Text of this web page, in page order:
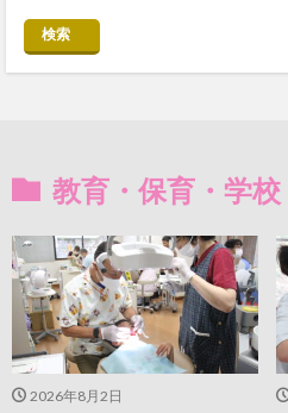
検索
教育・保育・学校
2026年8月2日